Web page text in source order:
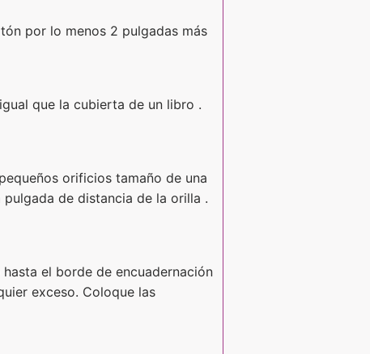
por lo menos 2 pulgadas más
que la cubierta de un libro .
orificios tamaño de una
de distancia de la orilla .
el borde de encuadernación
exceso. Coloque las